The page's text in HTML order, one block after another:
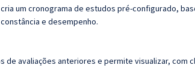
um cronograma de estudos pré-configurado,
e desempenho.
de avaliações anteriores e permite visualizar, com